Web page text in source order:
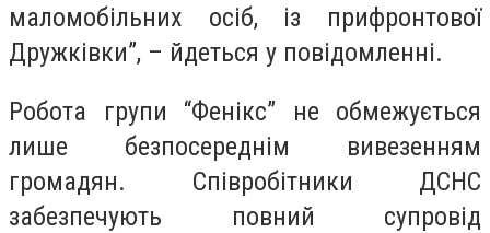
маломобільних осіб, із прифронтової
Дружківки”, – йдеться у повідомленні.
Робота групи “Фенікс” не обмежується
лише безпосереднім вивезенням
громадян. Співробітники ДСНС
забезпечують повний супровід